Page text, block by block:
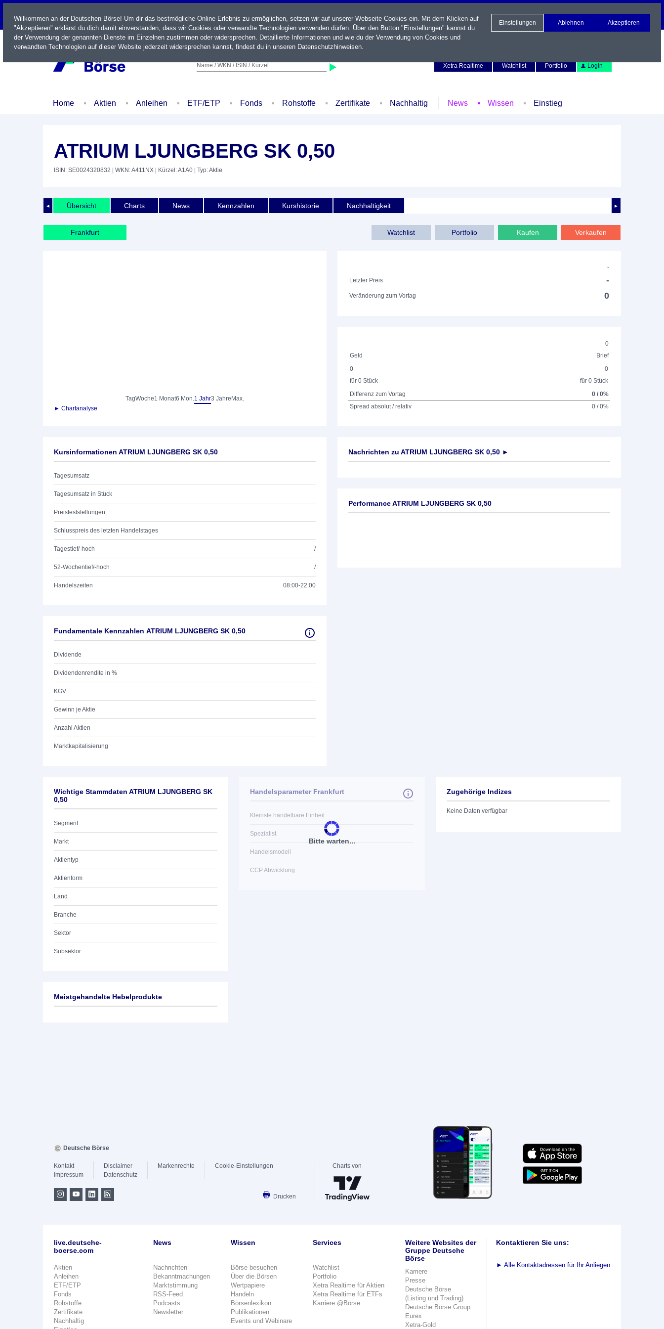
LIVE
Name / WKN / ISIN / Kürzel
Xetra Realtime
Watchlist Portfolio Login
Home Aktien Anleihen ETF/ETP Fonds Rohstoffe Zertifikate Nachhaltig News Wissen Einstieg
ATRIUM LJUNGBERG SK 0,50
ISIN: SE0024320832 | WKN: A411NX | Kürzel: A1A0 | Typ: Aktie
◄ ►
Übersicht Charts News Kennzahlen Kurshistorie Nachhaltigkeit
Frankfurt Watchlist Portfolio Kaufen Verkaufen
TagWoche1 Monat6 Mon.1 Jahr3 Jahre Max.
► Chartanalyse
-
Letzter Preis
-
Veränderung zum Vortag 0
0
Geld
Brief
0
für 0 Stück
0
für 0 Stück
Differenz zum Vortag
0 / 0%
Spread absolut / relativ
0 / 0%
Kursinformationen ATRIUM LJUNGBERG SK 0,50
Tagesumsatz
Tagesumsatz in Stück
Preisfeststellungen
Schlusspreis des letzten Handelstages
Tagestief/-hoch /
52-Wochentief/-hoch /
Handelszeiten 08:00-22:00
Fundamentale Kennzahlen ATRIUM LJUNGBERG SK 0,50
Dividende
Dividendenrendite in %
KGV
Gewinn je Aktie
Anzahl Aktien
Marktkapitalisierung
Nachrichten zu ATRIUM LJUNGBERG SK 0,50 ►
Performance ATRIUM LJUNGBERG SK 0,50
Wichtige Stammdaten ATRIUM LJUNGBERG SK
0,50
Segment
Markt
Aktientyp
Aktienform
Land
Branche
Sektor
Subsektor
Bitte warten...
Handelsparameter Frankfurt
Kleinste handelbare Einheit
Spezialist
Handelsmodell
CCP Abwicklung
Zugehörige Indizes
Keine Daten verfügbar
Meistgehandelte Hebelprodukte
Willkommen an der Deutschen Börse! Um dir das bestmögliche Online-Erlebnis zu ermöglichen, setzen wir auf unserer Webseite Cookies ein. Mit dem Klicken auf
"Akzeptieren" erklärst du dich damit einverstanden, dass wir Cookies oder verwandte Technologien verwenden dürfen. Über den Button "Einstellungen" kannst du
der Verwendung der genannten Dienste im Einzelnen zustimmen oder widersprechen. Detaillierte Informationen und wie du der Verwendung von Cookies und
verwandten Technologien auf dieser Website jederzeit widersprechen kannst, findest du in unseren Datenschutzhinweisen.
Einstellungen Ablehnen Akzeptieren
Deutsche Börse
Kontakt
Impressum
Disclaimer
Datenschutz
Markenrechte Cookie-Einstellungen
Drucken
Charts von
live.deutsche-
boerse.com
Aktien
Anleihen
ETF/ETP
Fonds
Rohstoffe
Zertifikate
Nachhaltig
News
Nachrichten
Bekanntmachungen
Marktstimmung
RSS-Feed
Podcasts
Newsletter
Wissen
Börse besuchen
Über die Börsen
Wertpapiere
Handeln
Börsenlexikon
Publikationen
Events und Webinare
Services
Watchlist
Portfolio
Xetra Realtime für Aktien
Xetra Realtime für ETFs
Karriere @Börse
Weitere Websites der
Gruppe Deutsche
Börse
Karriere
Presse
Deutsche Börse
(Listing und Trading)
Deutsche Börse Group
Eurex
Xetra-Gold
Kontaktieren Sie uns:
► Alle Kontaktadressen für Ihr Anliegen